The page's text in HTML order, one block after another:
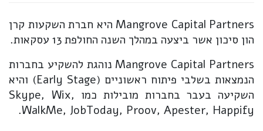
Mangrove Capital Partners היא חברת השקעות קרן
הון סיכון אשר ביצעה במהלך השנה החולפת 13 עסקאות.
Mangrove Capital Partners נוהגת להשקיע בחברות
הנמצאות בשלבי פיתוח ראשוניים (Early Stage) והיא
השקיעה בעבר בחברות מובילות כמו Skype, Wix,
WalkMe, JobToday, Proov, Apester, Happify.